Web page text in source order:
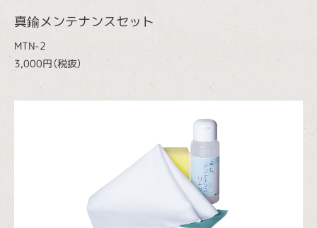
真鍮メンテナンスセット
MTN-2
3,000円（税抜）